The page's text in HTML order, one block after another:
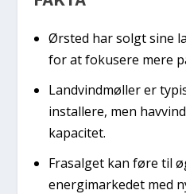
Ørsted har solgt sine
for at fokusere mere
Landvindmøller er
installere, men
kapacitet.
Frasalget kan føre til
energimarkedet med